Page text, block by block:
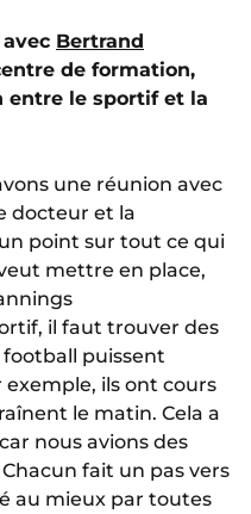
Bertrand
de formation,
entre le sportif et la
une réunion avec
docteur et la
point sur tout ce qui
mettre en place,
il faut trouver des
puissent
ils ont cours
le matin. Cela a
nous avions des
fait un pas vers
au mieux par toutes